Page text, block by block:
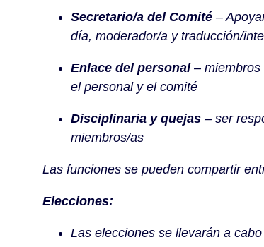
Secretario/a del Comité –
día, moderador/a y traducción/
Enlace del personal– miembros
el personal y el comité
Disciplinaria y quejas – ser
miembros/as
Las funciones se pueden compartir
Elecciones:
Las elecciones se llevarán a